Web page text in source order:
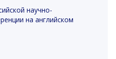
научно-
на английском